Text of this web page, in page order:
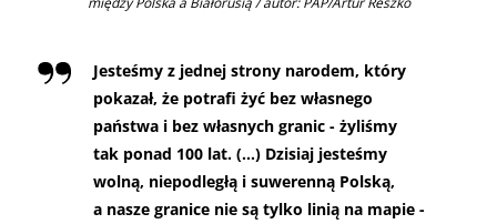
Jesteśmy z jednej strony narodem, który
pokazał, że potrafi żyć bez własnego
państwa i bez własnych granic - żyliśmy
tak ponad 100 lat. (…) Dzisiaj jesteśmy
wolną, niepodległą i suwerenną Polską,
a nasze granice nie są tylko linią na mapie -